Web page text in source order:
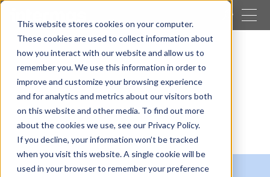
This website stores cookies on your computer.
These cookies are used to collect information about
how you interact with our website and allow us to
remember you. We use this information in order to
improve and customize your browsing experience
and for analytics and metrics about our visitors both
on this website and other media. To find out more
about the cookies we use, see our Privacy Policy.
If you decline, your information won’t be tracked
when you visit this website. A single cookie will be
used in your browser to remember your preference
CHERCHER
FERMER
Nos activités Géosynthétiques Talus
Talus